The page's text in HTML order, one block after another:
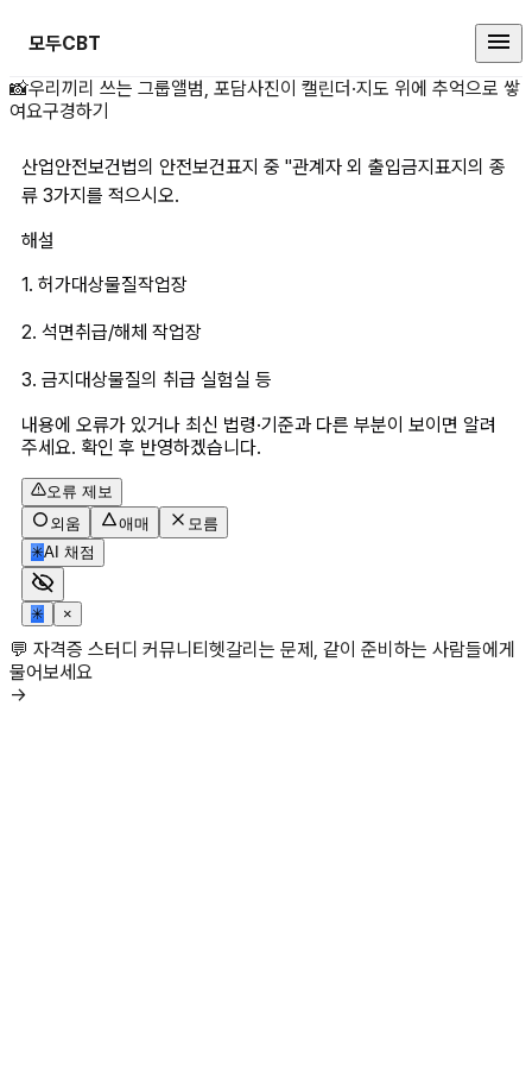
모두CBT
산업안전보건법의 안전보건표지
📸우리끼리 쓰는 그룹앨범, 포담사진이 캘린더·지도 위에 추억으로 쌓
여요구경하기
산업안전보건법의 안전보건표지 중 "관계자 외 출입금지표지의 종
류 3가지를 적으시오.
해설
1. 허가대상물질작업장
2. 석면취급/해체 작업장
3. 금지대상물질의 취급 실험실 등
내용에 오류가 있거나 최신 법령·기준과 다른 부분이 보이면 알려
주세요. 확인 후 반영하겠습니다.
오류 제보
외움
애매
모름
✳AI 채점
✳ ×
💬 자격증 스터디 커뮤니티헷갈리는 문제, 같이 준비하는 사람들에게
물어보세요
→